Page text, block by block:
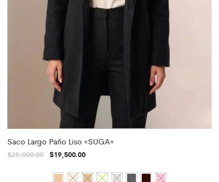
Saco Largo Paño Liso «SUGA»
$25,000.00 $19,500.00